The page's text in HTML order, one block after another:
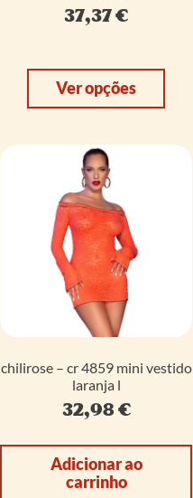
37,37€
Ver opções
chilirose – cr 4859 mini vestido
laranja l
32,98€
Adicionar ao
carrinho